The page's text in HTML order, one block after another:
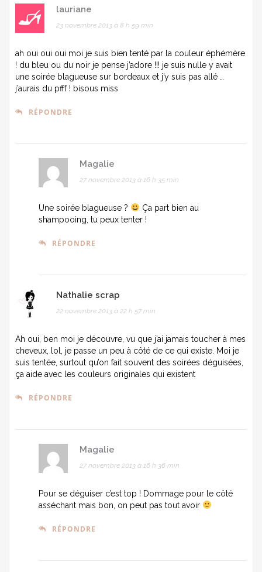
lauriane
23 novembre 2013 à 8 h 59 min
ah oui oui oui moi je suis bien tenté par la couleur éphémère
! du bleu ou du noir je pense j’adore !!! je suis nulle y avait
une soirée blagueuse sur bordeaux et j’y suis pas allé …
j’aurais du pfff ! bisous miss
RÉPONDRE
Magalie
27 novembre 2013 à 16 h 35 min
Une soirée blagueuse ?
Ça part bien au
shampooing, tu peux tenter !
RÉPONDRE
Nathalie scrap
22 novembre 2013 à 22 h 57 min
Ah oui, ben moi je découvre, vu que j’ai jamais toucher à mes
cheveux, lol, je passe un peu à côté de ce qui existe. Moi je
suis tentée, surtout qu’on fait souvent des soirées déguisées,
ça aide avec les couleurs originales qui existent
RÉPONDRE
Magalie
27 novembre 2013 à 16 h 36 min
Pour se déguiser c’est top ! Dommage pour le côté
asséchant mais bon, on peut pas tout avoir
RÉPONDRE